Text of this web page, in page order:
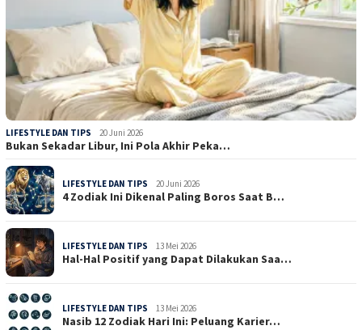
LIFESTYLE DAN TIPS 20 Juni 2026
Bukan Sekadar Libur, Ini Pola Akhir Peka…
LIFESTYLE DAN TIPS 20 Juni 2026
4 Zodiak Ini Dikenal Paling Boros Saat B…
LIFESTYLE DAN TIPS 13 Mei 2026
Hal-Hal Positif yang Dapat Dilakukan Saa…
LIFESTYLE DAN TIPS 13 Mei 2026
Nasib 12 Zodiak Hari Ini: Peluang Karier…